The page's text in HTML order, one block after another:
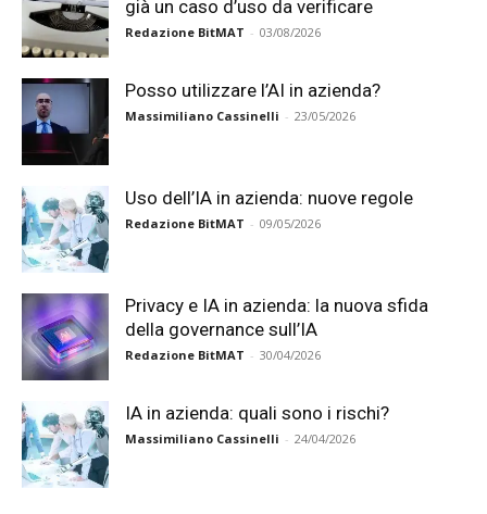
già un caso d’uso da verificare
Redazione BitMAT - 03/08/2026
Posso utilizzare l’AI in azienda?
Massimiliano Cassinelli - 23/05/2026
Uso dell’IA in azienda: nuove regole
Redazione BitMAT - 09/05/2026
Privacy e IA in azienda: la nuova sfida
della governance sull’IA
Redazione BitMAT - 30/04/2026
IA in azienda: quali sono i rischi?
Massimiliano Cassinelli - 24/04/2026